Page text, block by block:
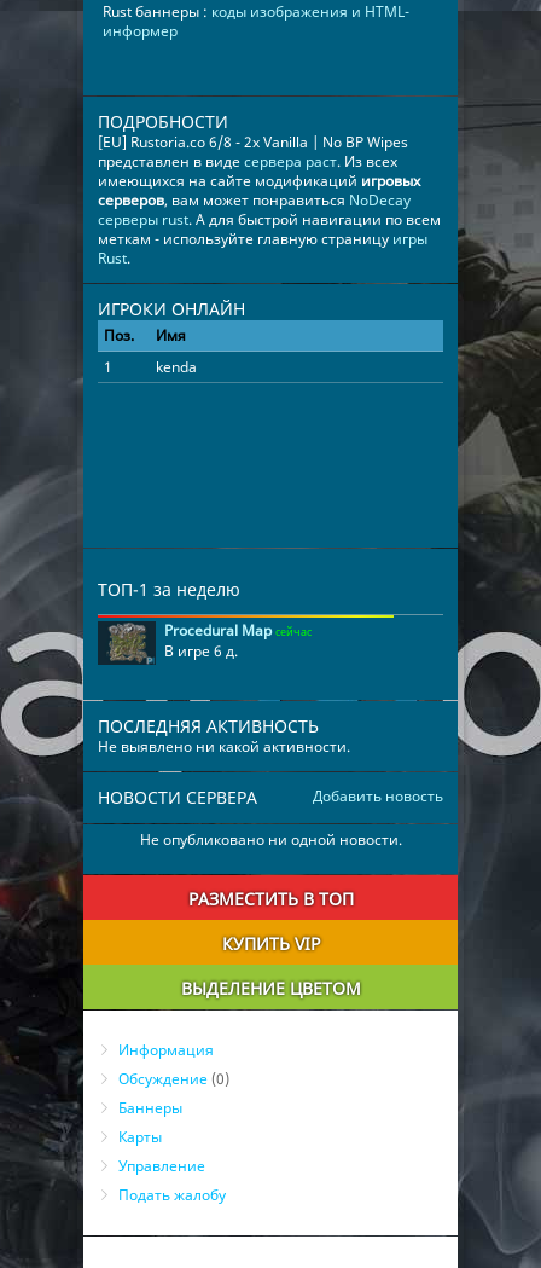
Rust баннеры : коды изображения и HTML-
информер
ПОДРОБНОСТИ
[EU] Rustoria.co 6/8 - 2x Vanilla | No BP Wipes
представлен в видесервера раст. Из всех
имеющихся на сайте модификаций игровых
серверов, вам может понравиться NoDecay
серверы rust. А для быстрой навигации по всем
меткам - используйте главную страницу игры
Rust.
ИГРОКИ ОНЛАЙН
Поз. Имя
Время
1
kenda 00:13:01
ТОП-1 за неделю
Procedural Map сейчас
В игре 6 д.
ПОСЛЕДНЯЯ АКТИВНОСТЬ
Не выявлено ни какой активности.
Добавить новость
НОВОСТИ СЕРВЕРА
Не опубликовано ни одной новости.
РАЗМЕСТИТЬ В ТОП
КУПИТЬ VIP
ВЫДЕЛЕНИЕ ЦВЕТОМ
Информация
Обсуждение (0)
Баннеры
Карты
Управление
Подать жалобу